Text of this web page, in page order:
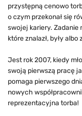
przystępną cenowo
o czym przekonał się
swojej kariery. Zadanie
które znalazł, były
Jest rok 2007, kiedy
swoją pierwszą pracę
pomaga pierwszego
nowych
reprezentacyjna torba!